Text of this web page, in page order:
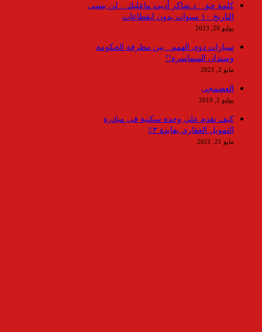
كلمة حق : د.شاكر أديت ماعليك .. لن ينسى
التاريخ ١٠ سنوات بدون انقطاعات
يوليو 29, 2023
سيارات ذوى الهمم.. بين مطرقة الحكومة
وسندان السماسرة!!
مايو 2, 2021
العضمجى
يوليو 2, 2019
كيف تقدم على وحدة سكنية فى مبادرة
التمويل العقاري بفايدة ٣٪
مايو 21, 2021